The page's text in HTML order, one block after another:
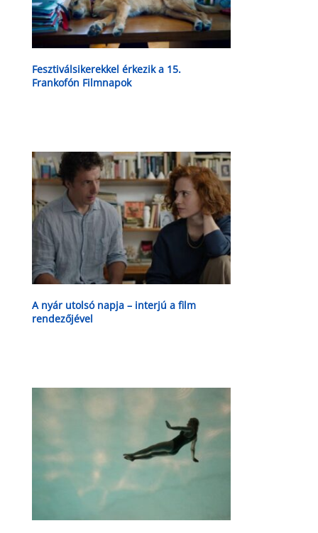
Fesztiválsikerekkel érkezik a 15.
Frankofón Filmnapok
A nyár utolsó napja – interjú a film
rendezőjével